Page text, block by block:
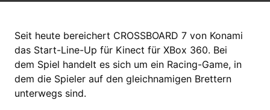
Seit heute bereichert CROSSBOARD 7 von Konami
das Start-Line-Up für Kinect für XBox 360. Bei
dem Spiel handelt es sich um ein Racing-Game, in
dem die Spieler auf den gleichnamigen Brettern
unterwegs sind.